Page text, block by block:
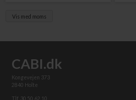
Vis med moms
CABI.dk
Kongevejen 373
2840 Holte
Tlf. 30 50 62 10